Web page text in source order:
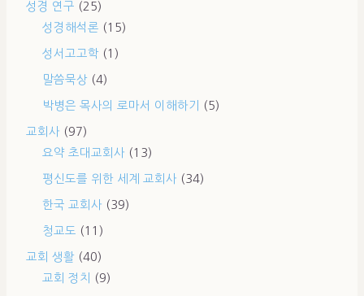
성경 연구 (25)
성경해석론 (15)
성서고고학 (1)
말씀묵상 (4)
박병은 목사의 로마서 이해하기 (5)
교회사 (97)
요약 초대교회사 (13)
평신도를 위한 세계 교회사 (34)
한국 교회사 (39)
청교도 (11)
교회 생활 (40)
교회 정치
(9)